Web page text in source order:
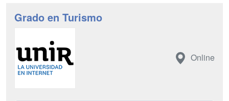
Grado en Turismo
Online